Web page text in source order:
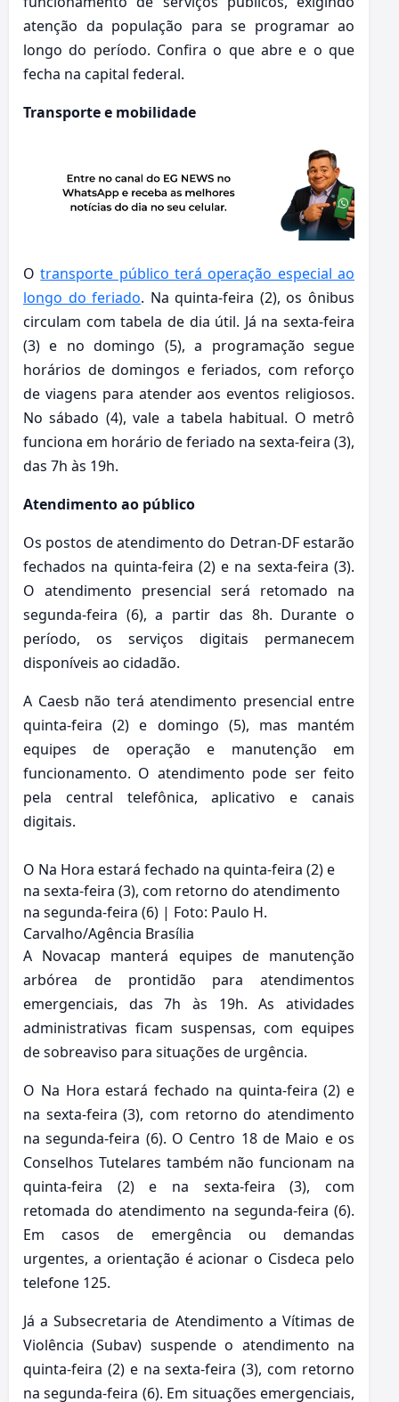
atenção da população para se programar ao
longo do período. Confira o que abre e o que
fecha na capital federal.
Transporte e mobilidade
Otransporte público terá operação especial ao
longo do feriado. Na quinta-feira (2), os ônibus
circulam com tabela de dia útil. Já na sexta-feira
(3) e no domingo (5), a programação segue
horários de domingos e feriados, com reforço
de viagens para atender aos eventos religiosos.
No sábado (4), vale a tabela habitual. O metrô
funciona em horário de feriado na sexta-feira (3),
das 7h às 19h.
Atendimento ao público
Os postos de atendimento do Detran-DF estarão
fechados na quinta-feira (2) e na sexta-feira (3).
O atendimento presencial será retomado na
segunda-feira (6), a partir das 8h. Durante o
período, os serviços digitais permanecem
disponíveis ao cidadão.
A Caesb não terá atendimento presencial entre
quinta-feira (2) e domingo (5), mas mantém
equipes de operação e manutenção em
funcionamento. O atendimento pode ser feito
pela central telefônica, aplicativo e canais
digitais.
O Na Hora estará fechado na quinta-feira (2) e
na sexta-feira (3), com retorno do atendimento
na segunda-feira (6) | Foto: Paulo H.
Carvalho/Agência Brasília
A Novacap manterá equipes de manutenção
arbórea de prontidão para atendimentos
emergenciais, das 7h às 19h. As atividades
administrativas ficam suspensas, com equipes
de sobreaviso para situações de urgência.
O Na Hora estará fechado na quinta-feira (2) e
na sexta-feira (3), com retorno do atendimento
na segunda-feira (6). O Centro 18 de Maio e os
Conselhos Tutelares também não funcionam na
quinta-feira (2) e na sexta-feira (3), com
retomada do atendimento na segunda-feira (6).
Em casos de emergência ou demandas
urgentes, a orientação é acionar o Cisdeca pelo
telefone 125.
Já a Subsecretaria de Atendimento a Vítimas de
Violência (Subav) suspende o atendimento na
quinta-feira (2) e na sexta-feira (3), com retorno
na segunda-feira (6). Em situações emergenciais,